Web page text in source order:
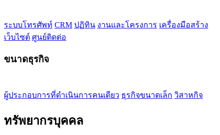
ระบบโทรศัพท์ CRM ปฏิทิน งานและโครงการ เครื่องมือสร้าง
เว็บไซต์ ศูนย์ติดต่อ
ขนาดธุรกิจ
ผู้ประกอบการที่ดำเนินการคนเดียว ธุรกิจขนาดเล็ก วิสาหกิจ
ทรัพยากรบุคคล